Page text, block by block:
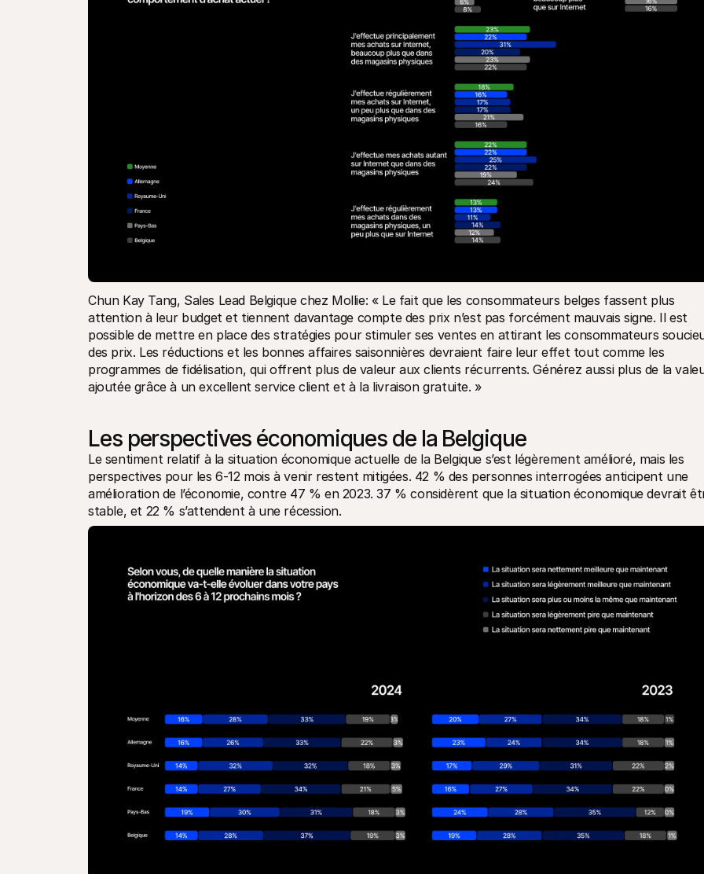
Chun Kay Tang, Sales Lead Belgique chez Mollie: « Le fait que les consommateurs belges fassent plus
attention à leur budget et tiennent davantage compte des prix n’est pas forcément mauvais signe. Il est
possible de mettre en place des stratégies pour stimuler ses ventes en attirant les consommateurs
des prix. Les réductions et les bonnes affaires saisonnières devraient faire leur effet tout comme les
programmes de fidélisation, qui offrent plus de valeur aux clients récurrents. Générez aussi plus de la
ajoutée grâce à un excellent service client et à la livraison gratuite. »
Les perspectives économiques de la Belgique
Le sentiment relatif à la situation économique actuelle de la Belgique s’est légèrement amélioré, mais les
perspectives pour les 6-12 mois à venir restent mitigées. 42 % des personnes interrogées anticipent une
amélioration de l’économie, contre 47 % en 2023. 37 % considèrent que la situation économique devrait
stable, et 22 % s’attendent à une récession.